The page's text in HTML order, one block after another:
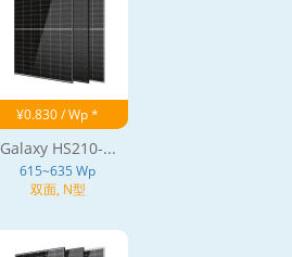
¥0.830 / Wp *
Galaxy HS210-...
615~635 Wp
双面, N型